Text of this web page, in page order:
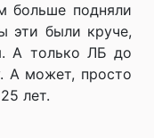
больше подняли
эти были круче,
А только ЛБ до
А может, просто
лет.